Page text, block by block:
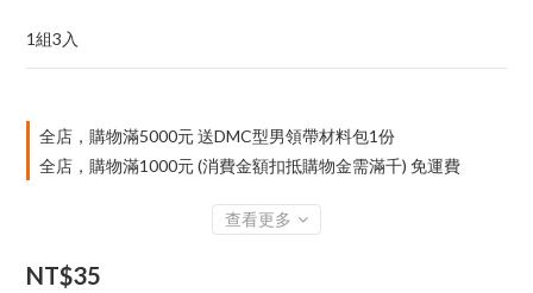
1組3入
全店，購物滿5000元 送DMC型男領帶材料包1份
全店，購物滿1000元 (消費金額扣抵購物金需滿千) 免運費
查看更多
NT$35